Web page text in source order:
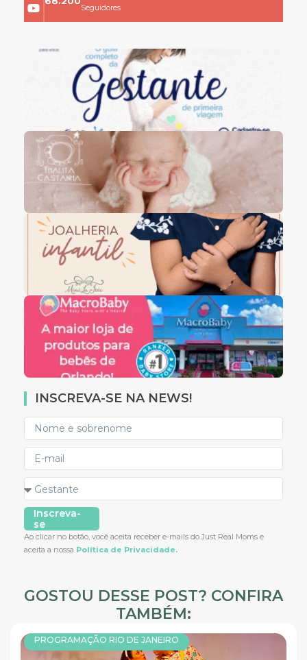
Seguidores
INSCREVA-SE NA NEWS!
Inscreva-
se
Ao clicar no botão, você aceita receber e-mails do Just Real Moms e
aceita a nossa Política de Privacidade.
GOSTOU DESSE POST? CONFIRA
TAMBÉM:
PROGRAMAÇÃO RIO DE JANEIRO